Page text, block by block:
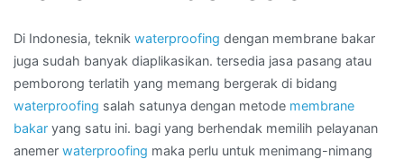
di
Wilayah
MELAWAI
Di Indonesia, teknik waterproofing dengan membrane bakar
juga sudah banyak diaplikasikan. tersedia jasa pasang atau
pemborong terlatih yang memang bergerak di bidang
waterproofing salah satunya dengan metode membrane
bakar yang satu ini. bagi yang berhendak memilih pelayanan
anemer waterproofing maka perlu untuk menimang-nimang